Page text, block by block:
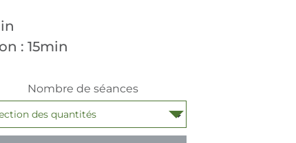
: 15min
Nombre de séances